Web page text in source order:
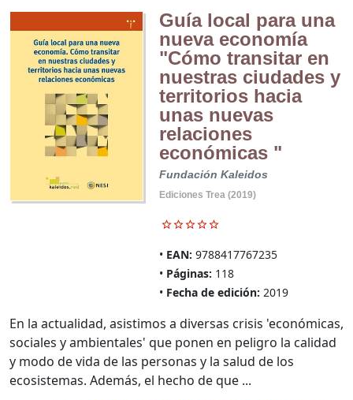
Guía local para una
nueva economía
"Cómo transitar en
nuestras ciudades y
territorios hacia
unas nuevas
relaciones
económicas "
Fundación Kaleidos
Ediciones Trea (2019)
EAN: 9788417767235
Páginas: 118
Fecha de edición: 2019
En la actualidad, asistimos a diversas crisis 'económicas,
sociales y ambientales' que ponen en peligro la calidad
y modo de vida de las personas y la salud de los
ecosistemas. Además, el hecho de que ...